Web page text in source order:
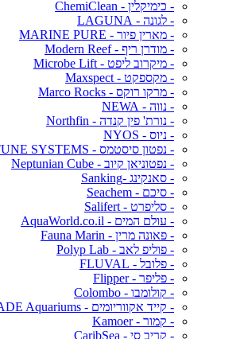
- כימיקלין - ChemiClean
- לגונה - LAGUNA
- מארין פיור - MARINE PURE
- מודרן ריף - Modern Reef
- מיקרוב ליפט - Microbe Lift
- מקספקט - Maxspect
- מרקו רוקס - Marco Rocks
- נווה - NEWA
- נורת' פין קנדה - Northfin
- ניוס - NYOS
- נפטון סיסטמס - NEPTUNE SYSTEMS
- נפטוניאן קיוב - Neptunian Cube
- סאנקינג -Sanking
- סיכם - Seachem
- סליפרט - Salifert
- עולם המים - AquaWorld.co.il
- פאונה מרין - Fauna Marin
- פוליפ לאב - Polyp Lab
- פלובל - FLUVAL
- פליפר - Flipper
- קולומבו - Colombo
- קייד אקווריומים - CADE Aquariums
- קמור - Kamoer
- קריב סי - CaribSea